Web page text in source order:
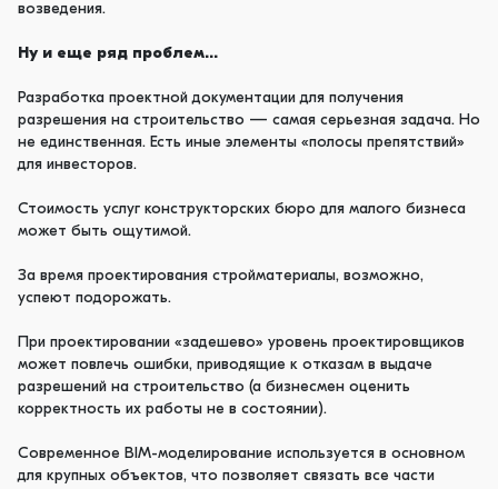
возведения.
Ну и еще ряд проблем…
Разработка проектной документации для получения
разрешения на строительство — самая серьезная задача. Но
не единственная. Есть иные элементы «полосы препятствий»
для инвесторов.
Стоимость услуг конструкторских бюро для малого бизнеса
может быть ощутимой.
За время проектирования стройматериалы, возможно,
успеют подорожать.
При проектировании «задешево» уровень проектировщиков
может повлечь ошибки, приводящие к отказам в выдаче
разрешений на строительство (а бизнесмен оценить
корректность их работы не в состоянии).
Современное BIM-моделирование используется в основном
для крупных объектов, что позволяет связать все части